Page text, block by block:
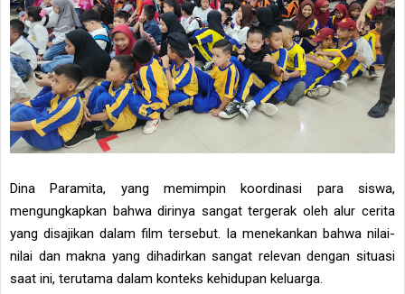
Dina Paramita, yang memimpin koordinasi para siswa,
mengungkapkan bahwa dirinya sangat tergerak oleh alur cerita
yang disajikan dalam film tersebut. Ia menekankan bahwa nilai-
nilai dan makna yang dihadirkan sangat relevan dengan situasi
saat ini, terutama dalam konteks kehidupan keluarga.